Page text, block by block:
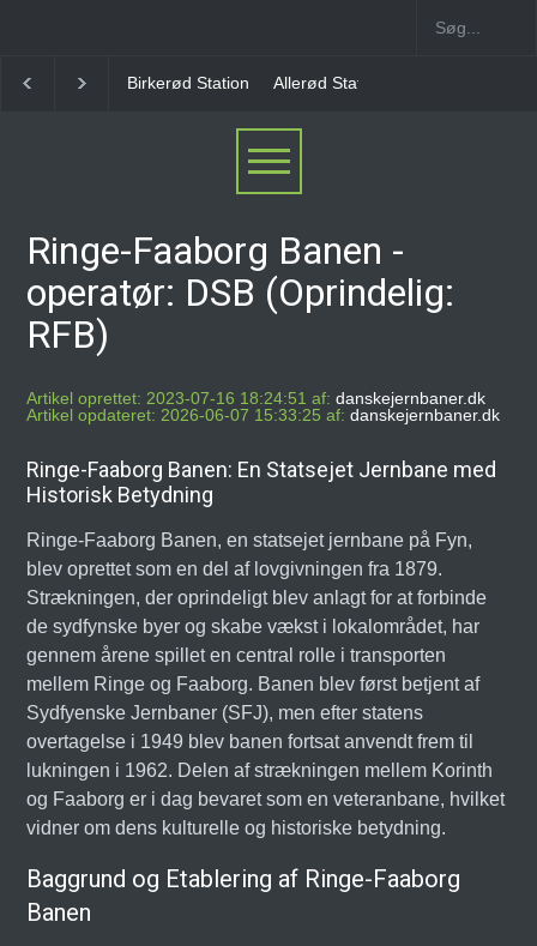
Allerød Station Favrholm Station
Ringe-Faaborg Banen -
operatør: DSB (Oprindelig:
RFB)
Artikel oprettet: 2023-07-16 18:24:51 af: danskejernbaner.dk
Artikel opdateret: 2026-06-07 15:33:25 af: danskejernbaner.dk
Ringe-Faaborg Banen: En Statsejet Jernbane med
Historisk Betydning
Ringe-Faaborg Banen, en statsejet jernbane på Fyn,
blev oprettet som en del af lovgivningen fra 1879.
Strækningen, der oprindeligt blev anlagt for at forbinde
de sydfynske byer og skabe vækst i lokalområdet, har
gennem årene spillet en central rolle i transporten
mellem Ringe og Faaborg. Banen blev først betjent af
Sydfyenske Jernbaner (SFJ), men efter statens
overtagelse i 1949 blev banen fortsat anvendt frem til
lukningen i 1962. Delen af strækningen mellem Korinth
og Faaborg er i dag bevaret som en veteranbane, hvilket
vidner om dens kulturelle og historiske betydning.
Baggrund og Etablering af Ringe-Faaborg
Banen